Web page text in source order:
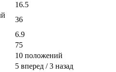
16.5
36
6.9
75
10 положений
5 вперед / 3 назад